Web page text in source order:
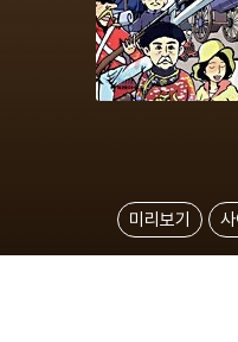
미리보기